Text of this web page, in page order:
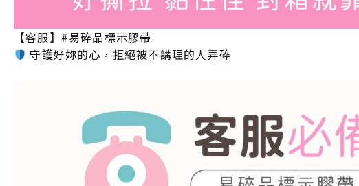
【客服】#易碎品標示膠帶
守護好妳的心，拒絕被不講理的人弄碎